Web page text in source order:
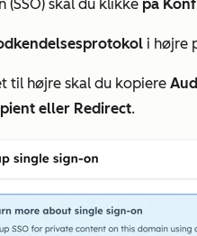
(SSO) skal du klikke på
i højre
til højre skal du kopiere
eller Redirect.